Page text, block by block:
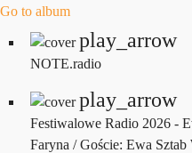
Go to album
play_arrow
NOTE.radio
play_arrow
Festiwalowe Radio 2026 -
Faryna / Goście: Ewa Sztab